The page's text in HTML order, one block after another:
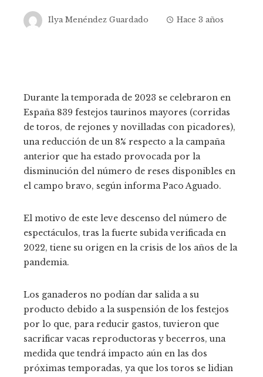
Ilya Menéndez Guardado Hace 3 años
Durante la temporada de 2023 se celebraron en
España 839 festejos taurinos mayores (corridas
de toros, de rejones y novilladas con picadores),
una reducción de un 8% respecto a la campaña
anterior que ha estado provocada por la
disminución del número de reses disponibles en
el campo bravo, según informa Paco Aguado.
El motivo de este leve descenso del número de
espectáculos, tras la fuerte subida verificada en
2022, tiene su origen en la crisis de los años de la
pandemia.
Los ganaderos no podían dar salida a su
producto debido a la suspensión de los festejos
por lo que, para reducir gastos, tuvieron que
sacrificar vacas reproductoras y becerros, una
medida que tendrá impacto aún en las dos
próximas temporadas, ya que los toros se lidian